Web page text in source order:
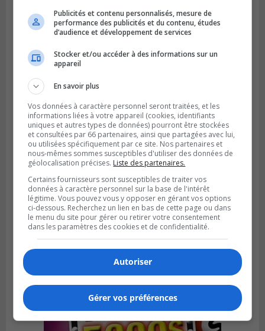
Publié le 27 juillet 2026 à 14h40
Candiac propulse sa transition verte
SAINT-BRUNO-DE-MONTARVILLE
Publié le 26 juillet 2026 à 08h01
Saint‑Bruno veut accélérer l’abandon des
outils à essence
Publicités et contenu personnalisés, mesure de
performance des publicités et du contenu, études
d’audience et développement de services
Stocker et/ou accéder à des informations sur un
appareil
En savoir plus
Vos données à caractère personnel seront traitées, et les
informations liées à votre appareil (cookies, identifiants
uniques et autres types de données) pourront être stockées
et consultées par 66 partenaires, ainsi que partagées avec lui,
ou utilisées spécifiquement par ce site. Nos partenaires et
nous-mêmes sommes susceptibles d'utiliser des données de
géolocalisation précises. Liste des partenaires.
Certains fournisseurs sont susceptibles de traiter vos
données à caractère personnel sur la base de l'intérêt
légitime. Vous pouvez vous y opposer en gérant vos options
ci-dessous. Recherchez un lien en bas de cette page ou dans
le menu du site pour gérer ou retirer votre consentement
dans les paramètres des cookies et de confidentialité.
Autoriser
Gérer vos préférences